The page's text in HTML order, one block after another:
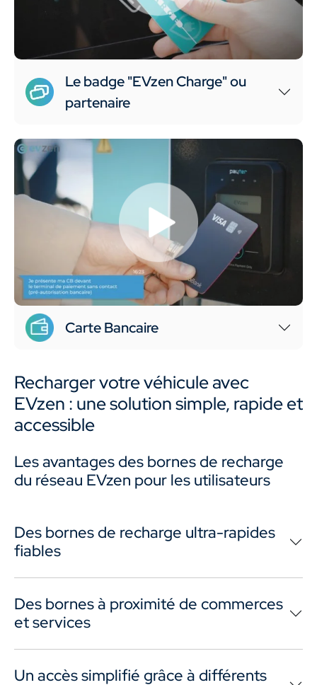
Le badge "EVzen Charge" ou
partenaire
Carte Bancaire
Recharger votre véhicule avec
EVzen : une solution simple, rapide et
accessible
Les avantages des bornes de recharge
du réseau EVzen pour les utilisateurs
Des bornes de recharge ultra-rapides
fiables
Des bornes à proximité de commerces
et services
Un accès simplifié grâce à différents